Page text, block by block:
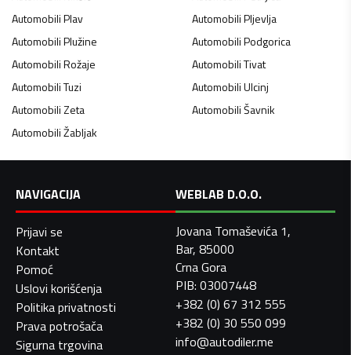
AutomobiliPlav AutomobiliPljevlja
AutomobiliPlužine AutomobiliPodgorica
AutomobiliRožaje AutomobiliTivat
AutomobiliTuzi AutomobiliUlcinj
AutomobiliZeta AutomobiliŠavnik
AutomobiliŽabljak
NAVIGACIJA
Prijavi se
Kontakt
Pomoć
Uslovi korišćenja
Politika privatnosti
Prava potrošača
Sigurna trgovina
WEBLAB D.O.O.
Jovana Tomaševića 1,
Bar, 85000
Crna Gora
PIB: 03007448
+382 (0) 67 312 555
+382 (0) 30 550 099
info@autodiler.me